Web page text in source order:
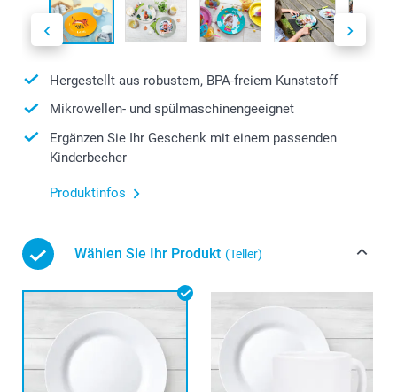
Hergestellt aus robustem, BPA-freiem Kunststoff
Mikrowellen- und spülmaschinengeeignet
Ergänzen Sie Ihr Geschenk mit einem passenden
Kinderbecher
Produktinfos
Wählen Sie Ihr Produkt (Teller)